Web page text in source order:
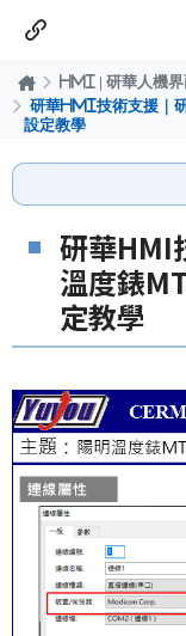
HMI | 研華人機界
研華HMI技術支援｜
設定教學
研華HMI
溫度錶
定教學